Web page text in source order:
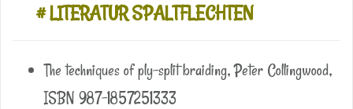
# LITERATUR SPALTFLECHTEN
The techniques of ply-split braiding, Peter Collingwood,
ISBN 987-1857251333